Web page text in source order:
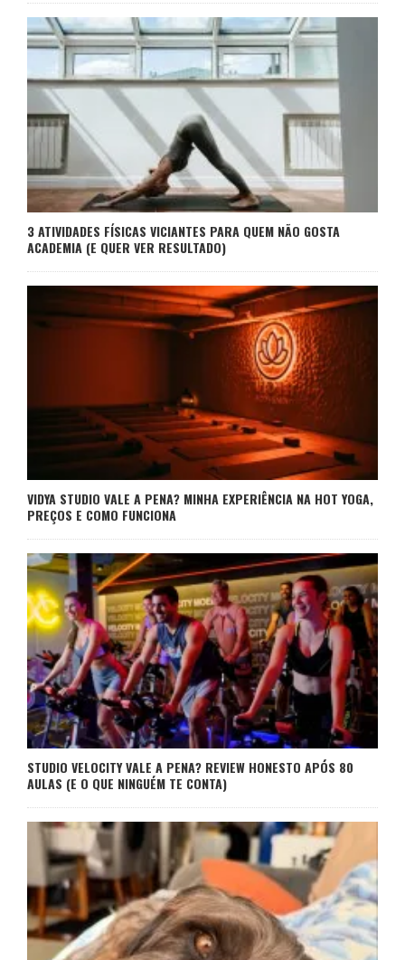
3 ATIVIDADES FÍSICAS VICIANTES PARA QUEM NÃO GOSTA
ACADEMIA (E QUER VER RESULTADO)
VIDYA STUDIO VALE A PENA? MINHA EXPERIÊNCIA NA HOT YOGA,
PREÇOS E COMO FUNCIONA
STUDIO VELOCITY VALE A PENA? REVIEW HONESTO APÓS 80
AULAS (E O QUE NINGUÉM TE CONTA)